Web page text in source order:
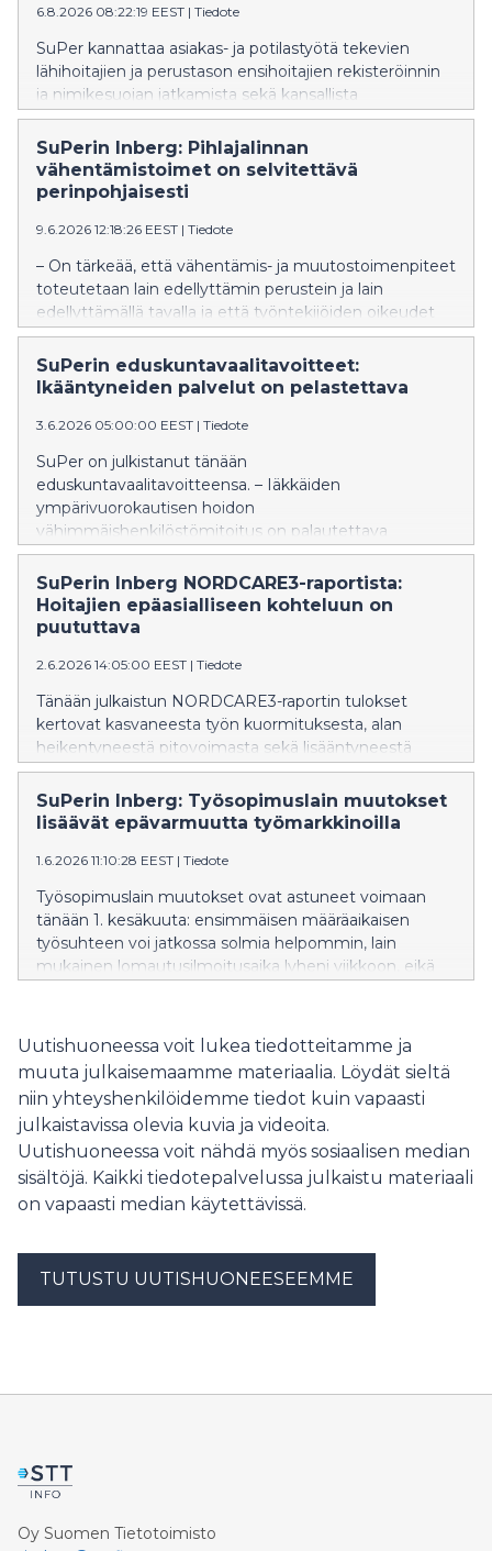
6.8.2026 08:22:19 EEST | Tiedote
SuPer kannattaa asiakas- ja potilastyötä tekevien
lähihoitajien ja perustason ensihoitajien rekisteröinnin
ja nimikesuojan jatkamista sekä kansallista
koordinaatiota sote-työntekijöiden kielikoulutukseen.
SuPer on antanut lausunnon Sosiaali- ja
terveysministeriössä valmisteltavaan
ammattihenkilölainsäädännön kokonaisuudistuksen
ammattihenkilöiden kielitaitoa sosiaali- ja
terveydenhuollossa.
SuPerin Inberg: Pihlajalinnan
vähentämistoimet on selvitettävä
perinpohjaisesti
9.6.2026 12:18:26 EEST | Tiedote
– On tärkeää, että vähentämis- ja muutostoimenpiteet
toteutetaan lain edellyttämin perustein ja lain
edellyttämällä tavalla ja että työntekijöiden oikeudet
toteutuvat kaikissa tilanteissa. Saadun palautteen
perusteella pidämme välttämättömänä selvittää
prosessin asianmukaisuus perinpohjaisesti, SuPerin
SuPerin eduskuntavaalitavoitteet:
Ikääntyneiden palvelut on pelastettava
3.6.2026 05:00:00 EEST | Tiedote
SuPer on julkistanut tänään
eduskuntavaalitavoitteensa. – Iäkkäiden
ympärivuorokautisen hoidon
vähimmäishenkilöstömitoitus on palautettava
viipymättä tasolle 0,7 eduskunnan aiemmin säätämän
lain mukaisesti, SuPerin puheenjohtaja Päivi Inberg
vaatii.
SuPerin Inberg NORDCARE3-raportista:
Hoitajien epäasialliseen kohteluun on
puututtava
2.6.2026 14:05:00 EEST | Tiedote
Tänään julkaistun NORDCARE3-raportin tulokset
kertovat kasvaneesta työn kuormituksesta, alan
heikentyneestä pitovoimasta sekä lisääntyneestä
hoitajien epäasiallisesta kohtelusta ikääntyneiden
palveluissa. – SuPerin omien jäsenselvitysten tulokset
sekä liittoon tulleet viestit ovat samansuuntaisia nyt
puheenjohtaja Päivi Inberg.
SuPerin Inberg: Työsopimuslain muutokset
lisäävät epävarmuutta työmarkkinoilla
1.6.2026 11:10:28 EEST | Tiedote
Työsopimuslain muutokset ovat astuneet voimaan
tänään 1. kesäkuuta: ensimmäisen määräaikaisen
työsuhteen voi jatkossa solmia helpommin, lain
mukainen lomautusilmoitusaika lyheni viikkoon, eikä
työntekijää. Hallitus on tehnyt kaudellaan useita
heikennyksiä työntekijöiden asemaan ja sosiaaliturvaan
ja lisännyt epävarmuutta työmarkkinoilla. On tärkeää
seurata ja arvioida vaikutuksia ja tarvittaessa muuttaa
tehtyjä päätöksiä, SuPerin puheenjohtaja Päivi
Inberg sanoo.
Uutishuoneessa voit lukea tiedotteitamme ja
muuta julkaisemaamme materiaalia. Löydät sieltä
niin yhteyshenkilöidemme tiedot kuin vapaasti
julkaistavissa olevia kuvia ja videoita.
Uutishuoneessa voit nähdä myös sosiaalisen median
sisältöjä. Kaikki tiedotepalvelussa julkaistu materiaali
on vapaasti median käytettävissä.
TUTUSTU UUTISHUONEESEEMME
Oy Suomen Tietotoimisto